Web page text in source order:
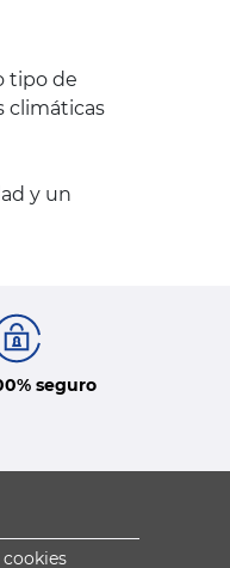
tipo de
climáticas
y un
seguro